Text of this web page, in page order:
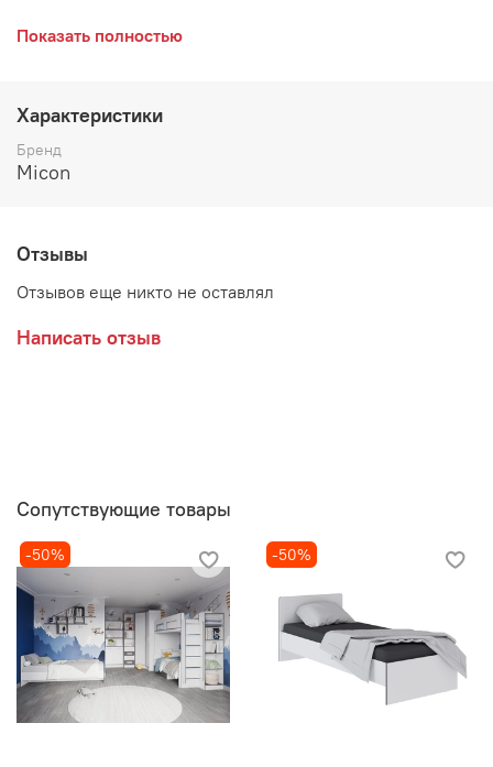
длина 1200 мм
высота 60 мм
Производитель:
Показать полностью
Характеристики
Бренд
Micon
Отзывы
Отзывов еще никто не оставлял
Написать отзыв
Сопутствующие товары
-50% -50%